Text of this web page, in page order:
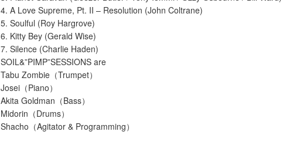
4. A Love Supreme, Pt. II – Resolution (John Coltrane)
5. Soulful (Roy Hargrove)
6. Kitty Bey (Gerald Wise)
7. Silence (Charlie Haden)
SOIL&”PIMP”SESSIONS are
Tabu Zombie（Trumpet）
Josei（Piano）
Akita Goldman（Bass）
Midorin（Drums）
Shacho（Agitator & Programming）